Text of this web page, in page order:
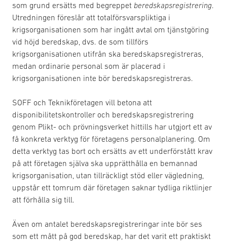
som grund ersätts med begreppet beredskapsregistrering.
Utredningen föreslår att totalförsvarspliktiga i
krigsorganisationen som har ingått avtal om tjänstgöring
vid höjd beredskap, dvs. de som tillförs
krigsorganisationen utifrån ska beredskapsregistreras,
medan ordinarie personal som är placerad i
krigsorganisationen inte bör beredskapsregistreras.
SOFF och Teknikföretagen vill betona att
disponibilitetskontroller och beredskapsregistrering
genom Plikt- och prövningsverket hittills har utgjort ett av
få konkreta verktyg för företagens personalplanering. Om
detta verktyg tas bort och ersätts av ett underförstått krav
på att företagen själva ska upprätthålla en bemannad
krigsorganisation, utan tillräckligt stöd eller vägledning,
uppstår ett tomrum där företagen saknar tydliga riktlinjer
att förhålla sig till.
Även om antalet beredskapsregistreringar inte bör ses
som ett mått på god beredskap, har det varit ett praktiskt